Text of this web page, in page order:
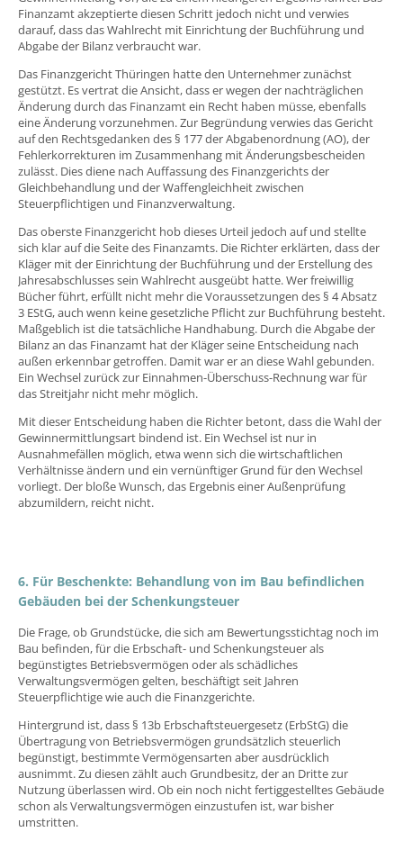
Finanzamt akzeptierte diesen Schritt jedoch nicht und verwies
darauf, dass das Wahlrecht mit Einrichtung der Buchführung und
Abgabe der Bilanz verbraucht war.
Das Finanzgericht Thüringen hatte den Unternehmer zunächst
gestützt. Es vertrat die Ansicht, dass er wegen der nachträglichen
Änderung durch das Finanzamt ein Recht haben müsse, ebenfalls
eine Änderung vorzunehmen. Zur Begründung verwies das Gericht
auf den Rechtsgedanken des § 177 der Abgabenordnung (AO), der
Fehlerkorrekturen im Zusammenhang mit Änderungsbescheiden
zulässt. Dies diene nach Auffassung des Finanzgerichts der
Gleichbehandlung und der Waffengleichheit zwischen
Steuerpflichtigen und Finanzverwaltung.
Das oberste Finanzgericht hob dieses Urteil jedoch auf und stellte
sich klar auf die Seite des Finanzamts. Die Richter erklärten, dass der
Kläger mit der Einrichtung der Buchführung und der Erstellung des
Jahresabschlusses sein Wahlrecht ausgeübt hatte. Wer freiwillig
Bücher führt, erfüllt nicht mehr die Voraussetzungen des § 4 Absatz
3 EStG, auch wenn keine gesetzliche Pflicht zur Buchführung besteht.
Maßgeblich ist die tatsächliche Handhabung. Durch die Abgabe der
Bilanz an das Finanzamt hat der Kläger seine Entscheidung nach
außen erkennbar getroffen. Damit war er an diese Wahl gebunden.
Ein Wechsel zurück zur Einnahmen-Überschuss-Rechnung war für
das Streitjahr nicht mehr möglich.
Mit dieser Entscheidung haben die Richter betont, dass die Wahl der
Gewinnermittlungsart bindend ist. Ein Wechsel ist nur in
Ausnahmefällen möglich, etwa wenn sich die wirtschaftlichen
Verhältnisse ändern und ein vernünftiger Grund für den Wechsel
vorliegt. Der bloße Wunsch, das Ergebnis einer Außenprüfung
abzumildern, reicht nicht.
6. Für Beschenkte: Behandlung von im Bau befindlichen
Gebäuden bei der Schenkungsteuer
Die Frage, ob Grundstücke, die sich am Bewertungsstichtag noch im
Bau befinden, für die Erbschaft- und Schenkungsteuer als
begünstigtes Betriebsvermögen oder als schädliches
Verwaltungsvermögen gelten, beschäftigt seit Jahren
Steuerpflichtige wie auch die Finanzgerichte.
Hintergrund ist, dass § 13b Erbschaftsteuergesetz (ErbStG) die
Übertragung von Betriebsvermögen grundsätzlich steuerlich
begünstigt, bestimmte Vermögensarten aber ausdrücklich
ausnimmt. Zu diesen zählt auch Grundbesitz, der an Dritte zur
Nutzung überlassen wird. Ob ein noch nicht fertiggestelltes Gebäude
schon als Verwaltungsvermögen einzustufen ist, war bisher
umstritten.